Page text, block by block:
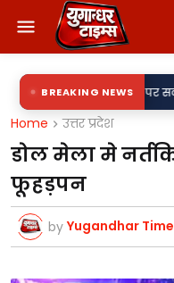
BREAKING NEWS
एंट्री पर सवाल• वर्दी पर दाग!
Home उत्तर प्रदेश
डोल मेला मे
फूहड़पन
by Yugandhar